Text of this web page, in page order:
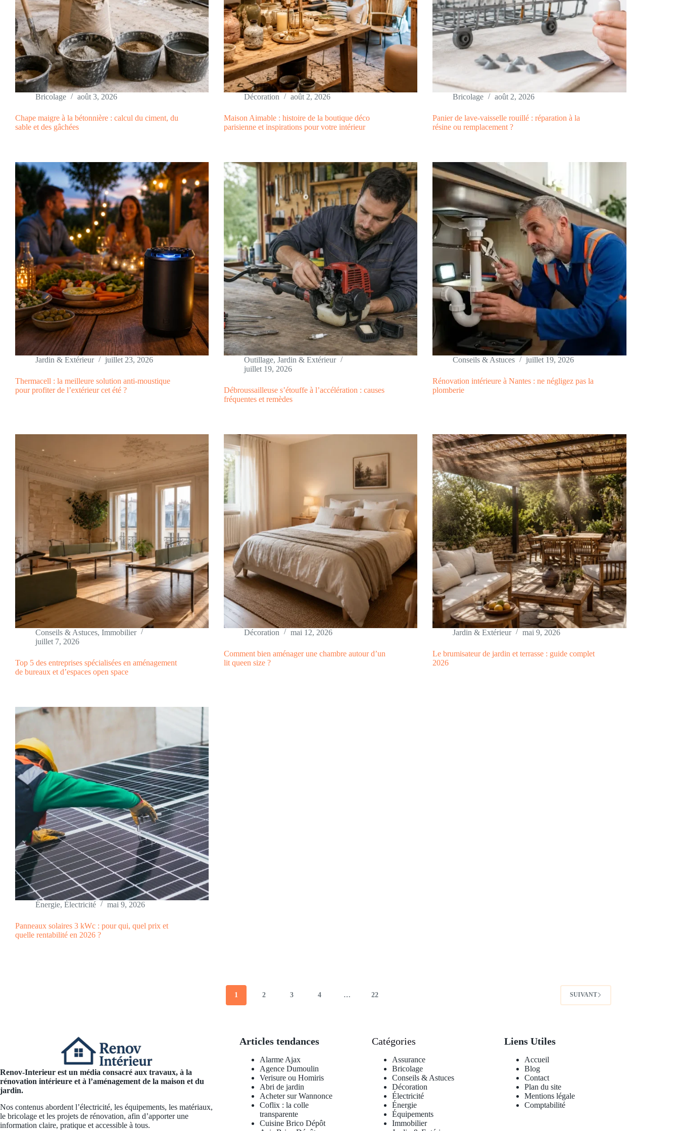
Bricolage août 3, 2026
Chape maigre à la bétonnière : calcul du ciment, du
sable et des gâchées
Décoration août 2, 2026
Maison Aimable : histoire de la boutique déco
parisienne et inspirations pour votre intérieur
Bricolage août 2, 2026
Panier de lave-vaisselle rouillé : réparation à la
résine ou remplacement ?
Jardin & Extérieur juillet 23, 2026
Thermacell : la meilleure solution anti-moustique
pour profiter de l’extérieur cet été ?
Outillage,Jardin & Extérieur
juillet 19, 2026
Débroussailleuse s’étouffe à l’accélération : causes
fréquentes et remèdes
Conseils & Astuces juillet 19, 2026
Rénovation intérieure à Nantes : ne négligez pas la
plomberie
Conseils & Astuces, Immobilier
juillet 7, 2026
Top 5 des entreprises spécialisées en aménagement
de bureaux et d’espaces open space
Décoration mai 12, 2026
Comment bien aménager une chambre autour d’un
lit queen size ?
Jardin & Extérieur mai 9, 2026
Le brumisateur de jardin et terrasse : guide complet
2026
Énergie, Électricité mai 9, 2026
Panneaux solaires 3 kWc : pour qui, quel prix et
quelle rentabilité en 2026 ?
1 2 3 4 … 22 SUIVANT
Renov-Interieur est un média consacré aux travaux, à la
rénovation intérieure et à l’aménagement de la maison et du
jardin.
Nos contenus abordent l’électricité, les équipements, les matériaux,
le bricolage et les projets de rénovation, afin d’apporter une
information claire, pratique et accessible à tous.
Articles tendances
Alarme Ajax
Agence Dumoulin
Verisure ou Homiris
Abri de jardin
Acheter sur Wannonce
Coflix : la colle
transparente
Cuisine Brico Dépôt
Catégories
Assurance
Bricolage
Conseils & Astuces
Décoration
Électricité
Énergie
Équipements
Immobilier
Liens Utiles
Accueil
Blog
Contact
Plan du site
Mentions légale
Comptabilité